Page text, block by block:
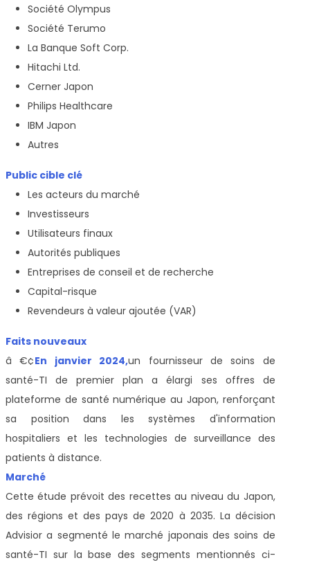
Société Olympus
Société Terumo
La Banque Soft Corp.
Hitachi Ltd.
Cerner Japon
Philips Healthcare
IBM Japon
Autres
Public cible clé
Les acteurs du marché
Investisseurs
Utilisateurs finaux
Autorités publiques
Entreprises de conseil et de recherche
Capital-risque
Revendeurs à valeur ajoutée (VAR)
Faits nouveaux
â €¢En janvier 2024,un fournisseur de soins de
santé-TI de premier plan a élargi ses offres de
plateforme de santé numérique au Japon, renforçant
sa position dans les systèmes d'information
hospitaliers et les technologies de surveillance des
patients à distance.
Marché
Cette étude prévoit des recettes au niveau du Japon,
des régions et des pays de 2020 à 2035. La décision
Advisior a segmenté le marché japonais des soins de
santé-TI sur la base des segments mentionnés ci-